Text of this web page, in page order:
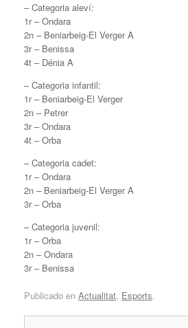
– Categoria aleví:
1r – Ondara
2n – Beniarbeig-El Verger A
3r – Benissa
4t – Dénia A
– Categoria infantil:
1r – Beniarbeig-El Verger
2n – Petrer
3r – Ondara
4t – Orba
– Categoria cadet:
1r – Ondara
2n – Beniarbeig-El Verger A
3r – Orba
– Categoria juvenil:
1r – Orba
2n – Ondara
3r – Benissa
Publicado en Actualitat, Esports.